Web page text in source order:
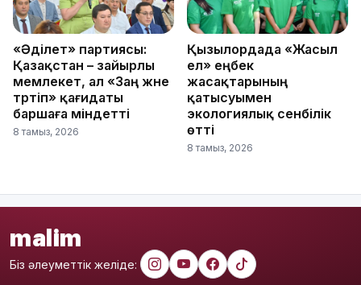
«Әділет» партиясы:
Қазақстан – зайырлы
мемлекет, ал «Заң және
тәртіп» қағидаты
баршаға міндетті
8 тамыз, 2026
Қызылордада «Жасыл
ел» еңбек
жасақтарының
қатысуымен
экологиялық сенбілік
өтті
8 тамыз, 2026
malim
Біз әлеуметтік желіде: